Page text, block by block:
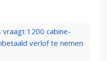
vraagt 1200 cabine-
verlof te nemen